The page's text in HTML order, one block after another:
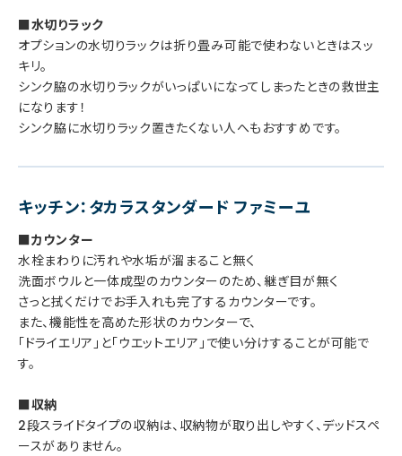
■水切りラック
オプションの水切りラックは折り畳み可能で使わないときはスッ
キリ。
シンク脇の水切りラックがいっぱいになってしまったときの救世主
になります！
シンク脇に水切りラック置きたくない人へもおすすめです。
キッチン：タカラスタンダード ファミーユ
■カウンター
水栓まわりに汚れや水垢が溜まること無く
洗面ボウルと一体成型のカウンターのため、継ぎ目が無く
さっと拭くだけでお手入れも完了するカウンターです。
また、機能性を高めた形状のカウンターで、
「ドライエリア」と「ウエットエリア」で使い分けすることが可能で
す。
■収納
2段スライドタイプの収納は、収納物が取り出しやすく、デッドスペ
ースがありません。